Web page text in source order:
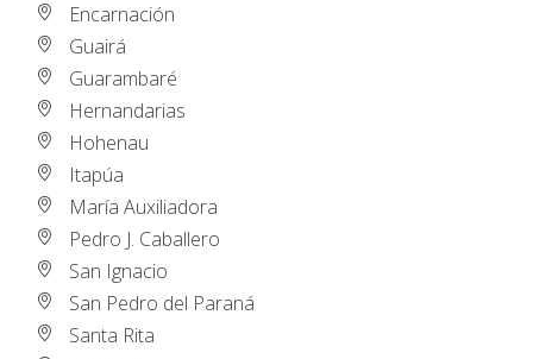
Encarnación
Guairá
Guarambaré
Hernandarias
Hohenau
Itapúa
María Auxiliadora
Pedro J. Caballero
San Ignacio
San Pedro del Paraná
Santa Rita